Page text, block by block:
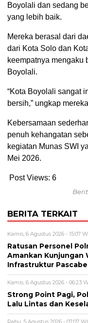
Boyolali dan sedang
yang lebih baik.
Mereka berasal dari
dari Kota Solo dan
keempatnya mengaku
Boyolali.
“Kota Boyolali sangat
bersih,” ungkap
Kebersamaan
penuh kehangatan
kegiatan Munas SWI
Mei 2026.
Post Views: 6
BERITA TERKAIT
Kamis, 6 Agustus 2026 - 15:07
Ratusan Personel
Amankan Kunjungan
Infrastruktur
Kamis, 6 Agustus 2026 - 06:23
Strong Point Pagi,
Lalu Lintas dan